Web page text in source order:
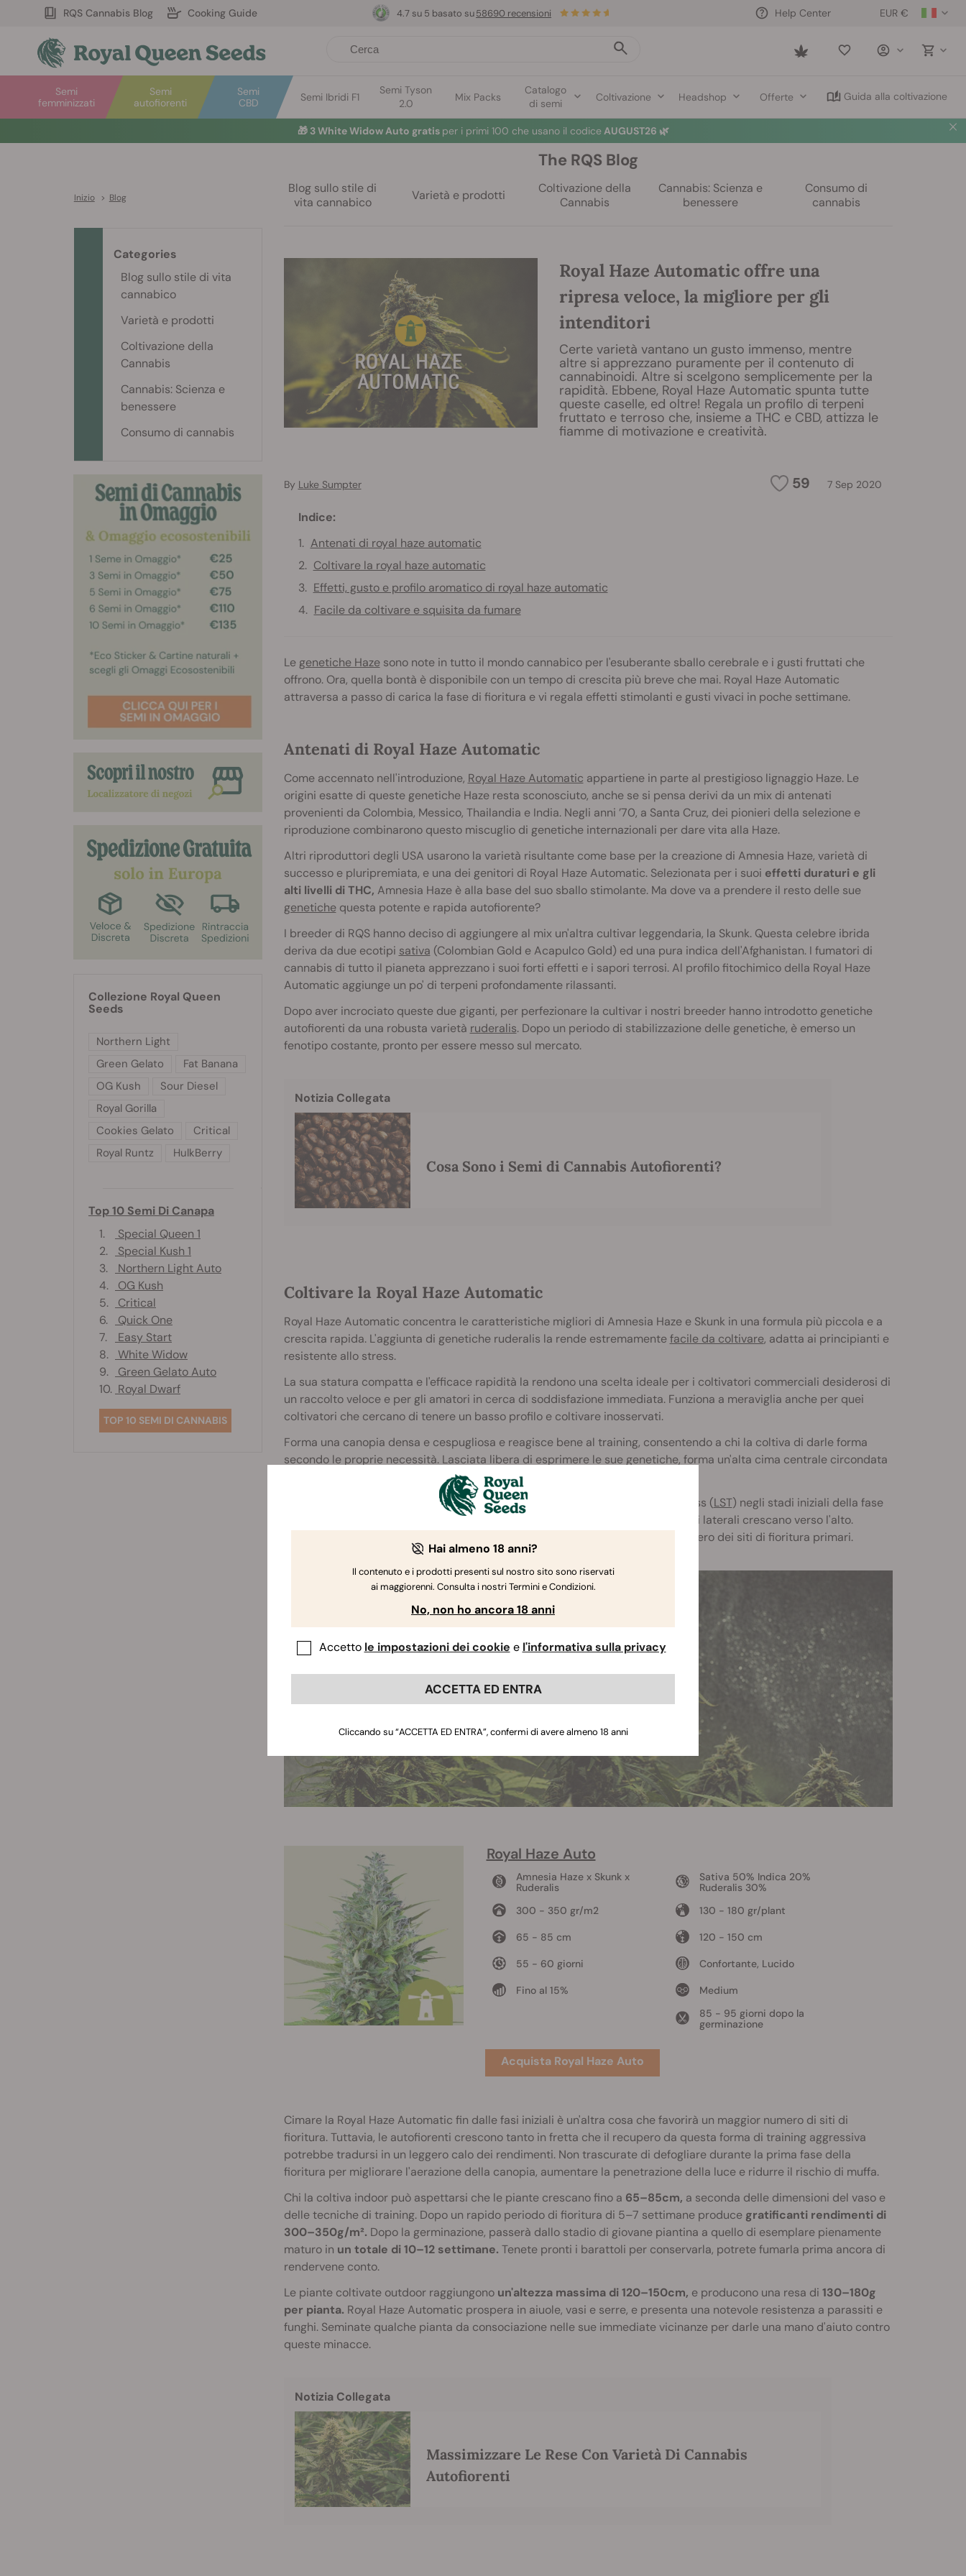
RQS Cannabis Blog Cooking Guide EUR €
Help Center
Saved
Semi
autofiorenti
Semi
femminizzati
Semi
CBD
Semi Ibridi F1
Semi Tyson
2.0
Mix Packs
Catalogo
di semi
Coltivazione Headshop Offerte Guida alla coltivazione
4.7 su 5 basato su58690 recensioni
🎁 3 White Widow Auto gratis per i primi 100 che usano il codice AUGUST26 🌿
Inizio > Blog
The RQS Blog
Blog sullo stile di
vita cannabico
Varietà e prodotti
Coltivazione della
Cannabis
Cannabis: Scienza e
benessere
Consumo di
cannabis
Royal Haze Automatic offre una
ripresa veloce, la migliore per gli
intenditori
Certe varietà vantano un gusto immenso, mentre
altre si apprezzano puramente per il contenuto di
cannabinoidi. Altre si scelgono semplicemente per la
rapidità. Ebbene, Royal Haze Automatic spunta tutte
queste caselle, ed oltre! Regala un profilo di terpeni
fruttato e terroso che, insieme a THC e CBD, attizza le
fiamme di motivazione e creatività.
59 7 Sep 2020
By Luke Sumpter
Indice:
Antenati di royal haze automatic
Coltivare la royal haze automatic
Effetti, gusto e profilo aromatico di royal haze automatic
Facile da coltivare e squisita da fumare
Le genetiche Hazesono note in tutto il mondo cannabico per l'esuberante sballo cerebrale e i gusti fruttati che
offrono. Ora, quella bontà è disponibile con un tempo di crescita più breve che mai. Royal Haze Automatic
attraversa a passo di carica la fase di fioritura e vi regala effetti stimolanti e gusti vivaci in poche settimane.
Antenati di Royal Haze Automatic
Come accennato nell'introduzione, Royal Haze Automatic appartiene in parte al prestigioso lignaggio Haze. Le
origini esatte di queste genetiche Haze resta sconosciuto, anche se si pensa derivi da un mix di antenati
provenienti da Colombia, Messico, Thailandia e India. Negli anni ’70, a Santa Cruz, dei pionieri della selezione e
riproduzione combinarono questo miscuglio di genetiche internazionali per dare vita alla Haze.
Altri riproduttori degli USA usarono la varietà risultante come base per la creazione di Amnesia Haze, varietà di
successo e pluripremiata, e una dei genitori di Royal Haze Automatic. Selezionata per i suoi effetti duraturi e gli
alti livelli di THC, Amnesia Haze è alla base del suo sballo stimolante. Ma dove va a prendere il resto delle sue
genetichequesta potente e rapida autofiorente?
I breeder di RQS hanno deciso di aggiungere al mix un'altra cultivar leggendaria, la Skunk. Questa celebre ibrida
deriva da due ecotipi sativa (Colombian Gold e Acapulco Gold) ed una pura indica dell'Afghanistan. I fumatori di
cannabis di tutto il pianeta apprezzano i suoi forti effetti e i sapori terrosi. Al profilo fitochimico della Royal Haze
Automatic aggiunge un po' di terpeni profondamente rilassanti.
Dopo aver incrociato queste due giganti, per perfezionare la cultivar i nostri breeder hanno introdotto genetiche
autofiorenti da una robusta varietà ruderalis. Dopo un periodo di stabilizzazione delle genetiche, è emerso un
fenotipo costante, pronto per essere messo sul mercato.
Notizia Collegata
Cosa Sono i Semi di Cannabis Autofiorenti?
Coltivare la Royal Haze Automatic
Royal Haze Automatic concentra le caratteristiche migliori di Amnesia Haze e Skunk in una formula più piccola e a
crescita rapida. L'aggiunta di genetiche ruderalis la rende estremamentefacile da coltivare, adatta ai principianti e
resistente allo stress.
La sua statura compatta e l'efficace rapidità la rendono una scelta ideale per i coltivatori commerciali desiderosi di
un raccolto veloce e per gli amatori in cerca di soddisfazione immediata. Funziona a meraviglia anche per quei
coltivatori che cercano di tenere un basso profilo e coltivare inosservati.
Forma una canopia densa e cespugliosa e reagisce bene al training, consentendo a chi la coltiva di darle forma
secondo le proprie necessità. Lasciata libera di esprimere le sue genetiche, forma un'alta cima centrale circondata
I coltivatori ottengono perlopiù buoni risultati applicando training a basso stress (LST) negli stadi iniziali della fase
vegetativa. Legare la sua sommità al bordo del recipiente farà sì che i suoi rami laterali crescano verso l'alto.
Questo favorisce ulteriormente la crescita della canopia e fa aumentare il numero dei siti di fioritura primari.
Royal Haze Auto
Amnesia Haze x Skunk x
Ruderalis
300 - 350 gr/m2
65 - 85 cm
55 - 60 giorni
Fino al 15%
Sativa 50% Indica 20%
Ruderalis 30%
130 - 180 gr/plant
120 - 150 cm
Confortante, Lucido
Medium
85 - 95 giorni dopo la
germinazione
Acquista Royal Haze Auto
Cimare la Royal Haze Automatic fin dalle fasi iniziali è un'altra cosa che favorirà un maggior numero di siti di
fioritura. Tuttavia, le autofiorenti crescono tanto in fretta che il recupero da questa forma di training aggressiva
potrebbe tradursi in un leggero calo dei rendimenti. Non trascurate di defogliare durante la prima fase della
fioritura per migliorare l'aerazione della canopia, aumentare la penetrazione della luce e ridurre il rischio di muffa.
Chi la coltiva indoor può aspettarsi che le piante crescano fino a 65–85cm, a seconda delle dimensioni del vaso e
delle tecniche di training. Dopo un rapido periodo di fioritura di 5–7 settimane producegratificanti rendimenti di
300–350g/m². Dopo la germinazione, passerà dallo stadio di giovane piantina a quello di esemplare pienamente
maturo in un totale di 10–12 settimane. Tenete pronti i barattoli per conservarla, potrete fumarla prima ancora di
rendervene conto.
Le piante coltivate outdoor raggiungono un'altezza massima di 120–150cm, e producono una resa di 130–180g
per pianta. Royal Haze Automatic prospera in aiuole, vasi e serre, e presenta una notevole resistenza a parassiti e
funghi. Seminate qualche pianta da consociazione nelle sue immediate vicinanze per darle una mano d'aiuto contro
queste minacce.
Notizia Collegata
Massimizzare Le Rese Con Varietà Di Cannabis
Autofiorenti
Categories
Blog sullo stile di vita
cannabico
Varietà e prodotti
Coltivazione della
Cannabis
Cannabis: Scienza e
benessere
Consumo di cannabis
Collezione Royal Queen
Seeds
Northern Light
Green Gelato
Fat Banana
OG Kush
Sour Diesel
Royal Gorilla
Cookies Gelato
Critical
Royal Runtz
HulkBerry
Top 10 Semi Di Canapa
1.
Special Queen 1
2.
Special Kush 1
3.
Northern Light Auto
4.
OG Kush
5.
Critical
6.
Quick One
7.
Easy Start
8.
White Widow
9.
Green Gelato Auto
10. Royal Dwarf
TOP 10 SEMI DI CANNABIS
Hai almeno 18 anni?
Il contenuto e i prodotti presenti sul nostro sito sono riservati
ai maggiorenni. Consulta i nostri Termini e Condizioni.
No, non ho ancora 18 anni
Accetto le impostazioni dei cookie e l'informativa sulla privacy
ACCETTA ED ENTRA
Cliccando su “ACCETTA ED ENTRA”, confermi di avere almeno 18 anni